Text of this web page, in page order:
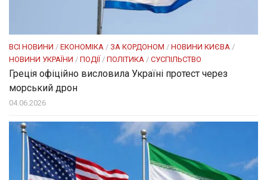
ВСІ НОВИНИ / ЕКОНОМІКА / ЗА КОРДОНОМ / НОВИНИ КИЄВА /
НОВИНИ УКРАЇНИ / ПОДІЇ / ПОЛІТИКА / СУСПІЛЬСТВО
Греція офіційно висловила Україні протест через
морський дрон
04.06.2026